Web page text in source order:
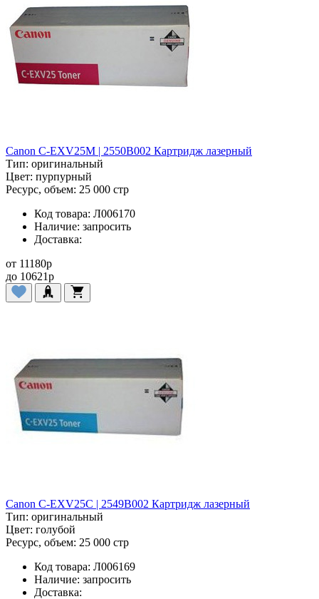
Canon C-EXV25M | 2550B002 Картридж лазерный
Тип: оригинальный
Цвет: пурпурный
Ресурс, объем: 25 000 стр
Код товара: Л006170
Наличие: запросить
Доставка:
от 11180p
до 10621p
Canon C-EXV25C | 2549B002 Картридж лазерный
Тип: оригинальный
Цвет: голубой
Ресурс, объем: 25 000 стр
Код товара: Л006169
Наличие: запросить
Доставка: